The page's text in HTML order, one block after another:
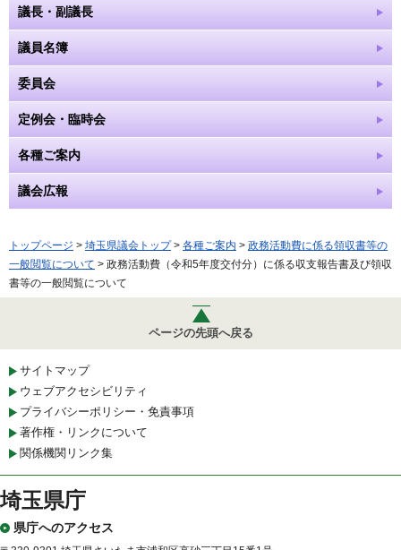
議長・副議長
議員名簿
委員会
定例会・臨時会
各種ご案内
議会広報
トップページ > 埼玉県議会トップ> 各種ご案内 > 政務活動費に係る領収書等の
一般閲覧について > 政務活動費（令和5年度交付分）に係る収支報告書及び領収
書等の一般閲覧について
ページの先頭へ戻る
サイトマップ
ウェブアクセシビリティ
プライバシーポリシー・免責事項
著作権・リンクについて
関係機関リンク集
埼玉県庁
県庁へのアクセス